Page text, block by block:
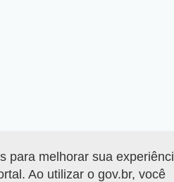
para melhorar sua
Ao utilizar o gov.br, você